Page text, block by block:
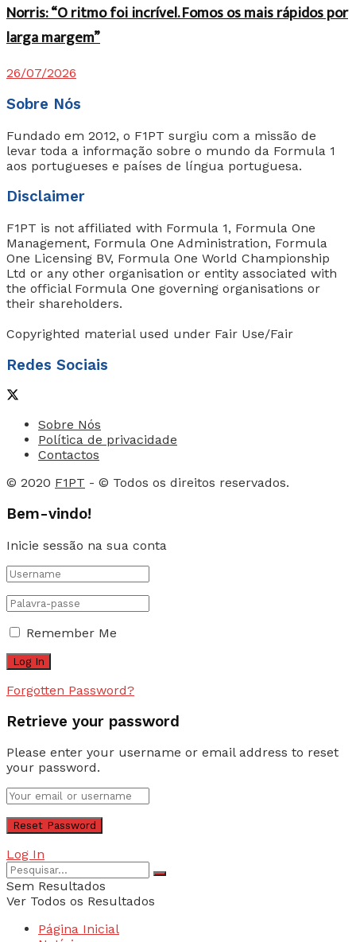
Norris: “O ritmo foi incrível. Fomos os mais rápidos por
larga margem”
26/07/2026
Sobre Nós
Fundado em 2012, o F1PT surgiu com a missão de
levar toda a informação sobre o mundo da Formula 1
aos portugueses e países de língua portuguesa.
Disclaimer
F1PT is not affiliated with Formula 1, Formula One
Management, Formula One Administration, Formula
One Licensing BV, Formula One World Championship
Ltd or any other organisation or entity associated with
the official Formula One governing organisations or
their shareholders.
Copyrighted material used under Fair Use/Fair
Redes Sociais
Sobre Nós
Política de privacidade
Contactos
© 2020 F1PT - © Todos os direitos reservados.
Bem-vindo!
Inicie sessão na sua conta
Remember Me
Forgotten Password?
Retrieve your password
Please enter your username or email address to reset
your password.
Log In
Sem Resultados
Ver Todos os Resultados
Página Inicial